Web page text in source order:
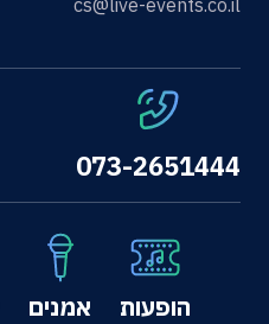
073-2651444
הופעות אמנים